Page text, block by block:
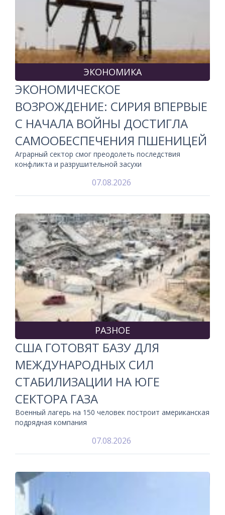
ЭКОНОМИКА
ЭКОНОМИЧЕСКОЕ
ВОЗРОЖДЕНИЕ: СИРИЯ ВПЕРВЫЕ
С НАЧАЛА ВОЙНЫ ДОСТИГЛА
САМООБЕСПЕЧЕНИЯ ПШЕНИЦЕЙ
Аграрный сектор смог преодолеть последствия
конфликта и разрушительной засухи
07.08.2026
РАЗНОЕ
США ГОТОВЯТ БАЗУ ДЛЯ
МЕЖДУНАРОДНЫХ СИЛ
СТАБИЛИЗАЦИИ НА ЮГЕ
СЕКТОРА ГАЗА
Военный лагерь на 150 человек построит американская
подрядная компания
07.08.2026